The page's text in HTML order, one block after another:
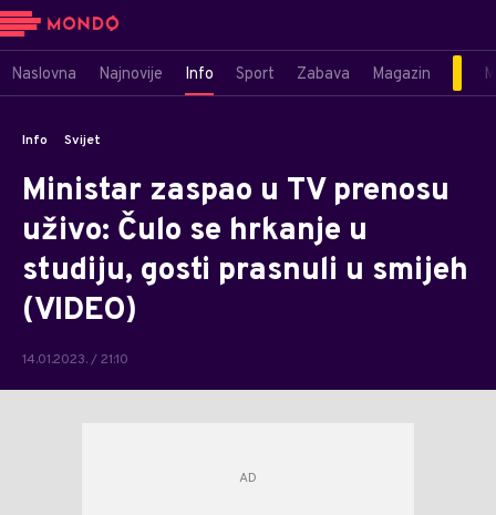
Naslovna Najnovije Info Sport Zabava Magazin
Info Svijet
Ministar zaspao u TV prenosu
uživo: Čulo se hrkanje u
studiju, gosti prasnuli u smijeh
(VIDEO)
14.01.2023. / 21:10